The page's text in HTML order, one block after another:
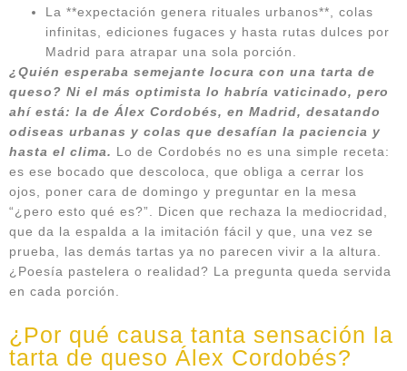
La **expectación genera rituales urbanos**, colas
infinitas, ediciones fugaces y hasta rutas dulces por
Madrid para atrapar una sola porción.
¿Quién esperaba semejante locura con una tarta de
queso? Ni el más optimista lo habría vaticinado, pero
ahí está: la de Álex Cordobés, en Madrid, desatando
odiseas urbanas y colas que desafían la paciencia y
hasta el clima. Lo de Cordobés no es una simple receta:
es ese bocado que descoloca, que obliga a cerrar los
ojos, poner cara de domingo y preguntar en la mesa
“¿pero esto qué es?”. Dicen que rechaza la mediocridad,
que da la espalda a la imitación fácil y que, una vez se
prueba, las demás tartas ya no parecen vivir a la altura.
¿Poesía pastelera o realidad? La pregunta queda servida
en cada porción.
¿Por qué causa tanta sensación la
tarta de queso Álex Cordobés?